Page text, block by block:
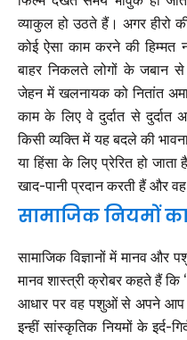
व्याकुल हो उठते हैं। अगर हीरो
कोई ऐसा काम करने की हिम्मत
बाहर निकलते लोगों के जबान
जेहन में खलनायक को नितांत
काम के लिए वे दुर्दात से दुर्दात
किसी व्यक्ति में यह बदले की
या हिंसा के लिए प्रेरित हो
खाद-पानी प्रदान करती हैं और
सामाजिक नियमों
सामाजिक विज्ञानों में मानव और
मानव शास्त्री क्रोबर कहते हैं
आधार पर वह पशुओं से अपने आप
इन्हीं सांस्कृतिक नियमों के इर्द-